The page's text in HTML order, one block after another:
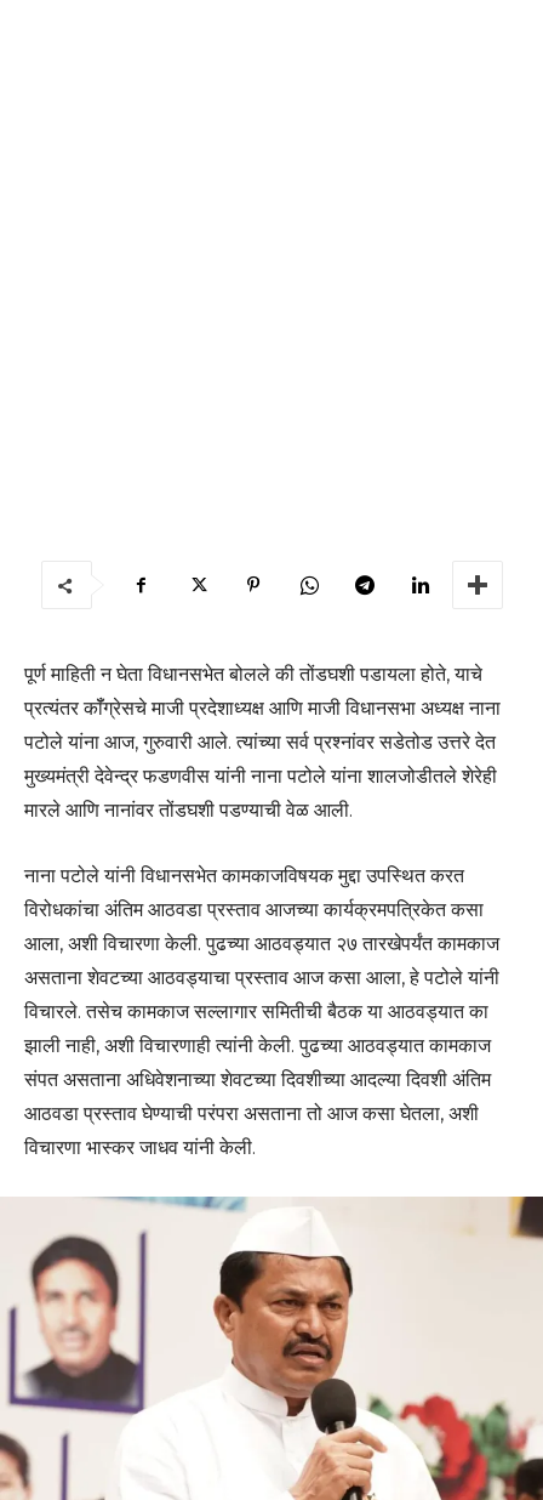
पूर्ण माहिती न घेता विधानसभेत बोलले की तोंडघशी पडायला होते, याचे
प्रत्यंतर कॉँग्रेसचे माजी प्रदेशाध्यक्ष आणि माजी विधानसभा अध्यक्ष नाना
पटोले यांना आज, गुरुवारी आले. त्यांच्या सर्व प्रश्नांवर सडेतोड उत्तरे देत
मुख्यमंत्री देवेन्द्र फडणवीस यांनी नाना पटोले यांना शालजोडीतले शेरेही
मारले आणि नानांवर तोंडघशी पडण्याची वेळ आली.
नाना पटोले यांनी विधानसभेत कामकाजविषयक मुद्दा उपस्थित करत
विरोधकांचा अंतिम आठवडा प्रस्ताव आजच्या कार्यक्रमपत्रिकेत कसा
आला, अशी विचारणा केली. पुढच्या आठवड्यात २७ तारखेपर्यंत कामकाज
असताना शेवटच्या आठवड्याचा प्रस्ताव आज कसा आला, हे पटोले यांनी
विचारले. तसेच कामकाज सल्लागार समितीची बैठक या आठवड्यात का
झाली नाही, अशी विचारणाही त्यांनी केली. पुढच्या आठवड्यात कामकाज
संपत असताना अधिवेशनाच्या शेवटच्या दिवशीच्या आदल्या दिवशी अंतिम
आठवडा प्रस्ताव घेण्याची परंपरा असताना तो आज कसा घेतला, अशी
विचारणा भास्कर जाधव यांनी केली.